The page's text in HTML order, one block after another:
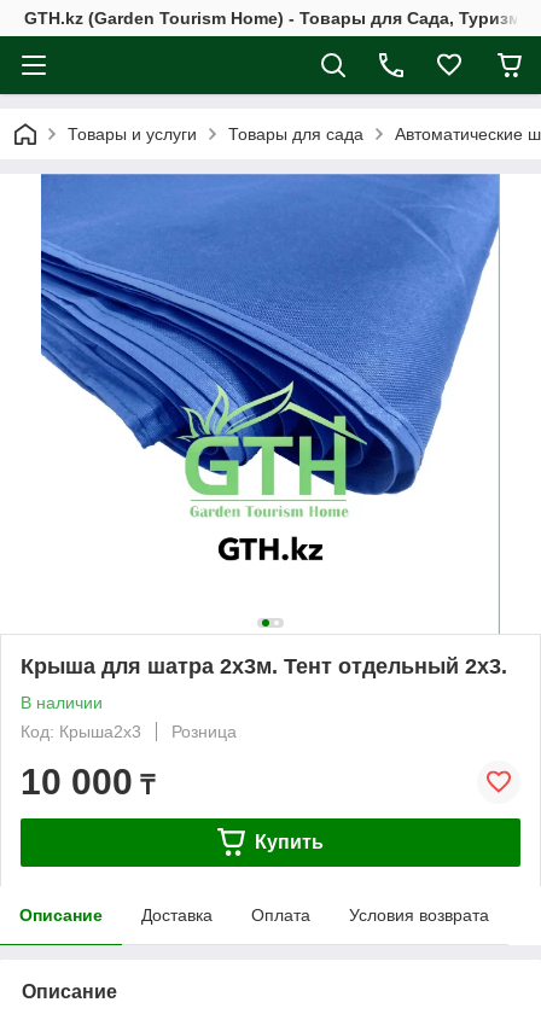
GTH.kz (Garden Tourism Home) - Товары для Сада, Туризма
Товары и услуги Товары для сада Автоматические
Крыша для шатра 2х3м. Тент отдельный 2х3.
В наличии
Код: Крыша2х3
Розница
10 000 ₸
Купить
Описание Доставка Оплата Условия возврата
Описание